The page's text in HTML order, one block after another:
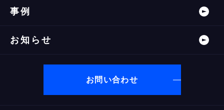
事例
お知らせ
お問い合わせ